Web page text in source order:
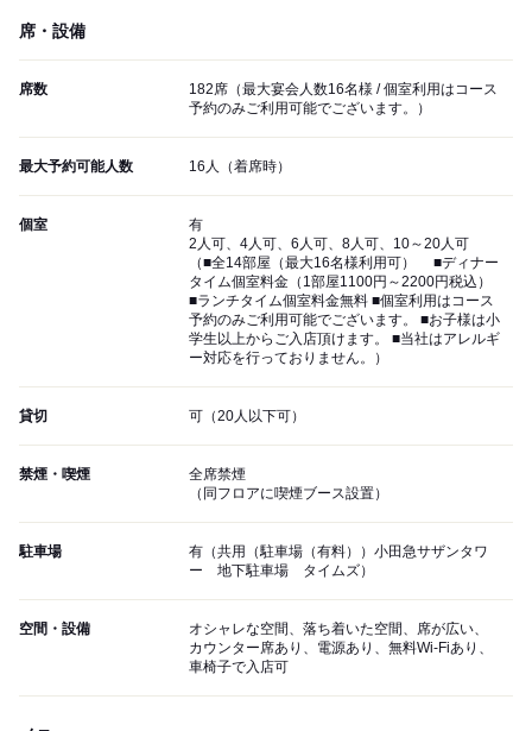
席・設備
席数
182席（最大宴会人数16名様 / 個室利用はコース
予約のみご利用可能でございます。）
最大予約可能人数 16人（着席時）
個室
有
2人可、4人可、6人可、8人可、10～20人可
（■全14部屋（最大16名様利用可） ■ディナー
タイム個室料金（1部屋1100円～2200円税込）
■ランチタイム個室料金無料 ■個室利用はコース
予約のみご利用可能でございます。 ■お子様は小
学生以上からご入店頂けます。 ■当社はアレルギ
ー対応を行っておりません。）
貸切 可（20人以下可）
禁煙・喫煙
全席禁煙
（同フロアに喫煙ブース設置）
駐車場
有（共用（駐車場（有料））小田急サザンタワ
ー 地下駐車場 タイムズ）
空間・設備
オシャレな空間、落ち着いた空間、席が広い、
カウンター席あり、電源あり、無料Wi-Fiあり、
車椅子で入店可